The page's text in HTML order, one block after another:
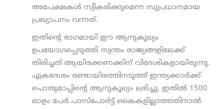
അപേക്ഷകള്‍ സ്വീകരിക്കുമെന്ന സുപ്രധാനമായ
പ്രഖ്യാപനം വന്നത്.
ഇതിന്റെ ഭാഗമായി ഈ ആനുകൂല്യം
ഉപയോഗപ്പെടുത്തി സ്വന്തം രാജ്യങ്ങളിലേക്ക്
തിരിച്ചത് ആയിരക്കണക്കിന് വിദേശികളായിരുന്നു.
ഏകദേശം രണ്ടായിരത്തിനടുത്ത് ഇന്ത്യക്കാര്‍ക്ക്
പൊതുമാപ്പിന്റെ ആനുകൂല്യം ലഭിച്ചു. ഇതില്‍ 1500
ഓളം പേര്‍ പാസ്‌പോര്‍ട്ട് കൈകളില്ലാത്തതിനാല്‍